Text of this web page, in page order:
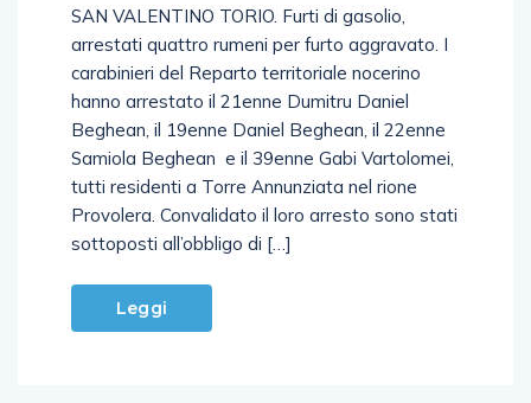
SAN VALENTINO TORIO. Furti di gasolio,
arrestati quattro rumeni per furto aggravato. I
carabinieri del Reparto territoriale nocerino
hanno arrestato il 21enne Dumitru Daniel
Beghean, il 19enne Daniel Beghean, il 22enne
Samiola Beghean e il 39enne Gabi Vartolomei,
tutti residenti a Torre Annunziata nel rione
Provolera. Convalidato il loro arresto sono stati
sottoposti all’obbligo di […]
Leggi